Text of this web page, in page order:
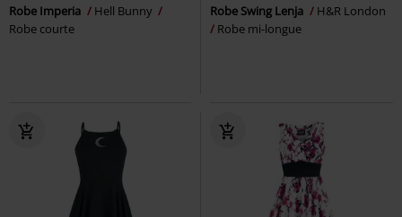
Robe Imperia
Hell Bunny
Robe courte
Robe Swing Lenja
H&R London
Robe mi-longue